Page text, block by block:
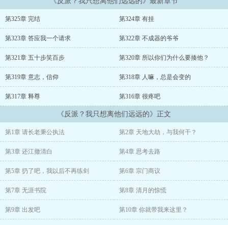
\n\n可世人不愿意相信他，而是相信眼前之人。\n\n那他便看看，这
一世林羽屠城以炼灵丹，挑动人妖大战以血炼魂，以天下修士为熔炉
\n\n还有谁会来阻止。
第325章 完结 第324章 有挂
第323章 答应我一个请求 第322章 不成器的爷爷
第321章 五十步笑百步 第320章 所以你们为什么要揍他？
第319章 意志，信仰 第318章 人嘛，总是会变的
第317章 释尊 第316章 很疼吧
《反派？我只想离他们远远的》正文
第1章 请长老秉公执法 第2章 天地大劫，与我何干？
第3章 还江撤清白 第4章 思考去路
第5章 扔了吧，我以后不再练剑 第6章 宗门商议
第7章 无涯书院 第8章 清月的惊慌
第9章 出发吧 第10章 你就带我来这里？